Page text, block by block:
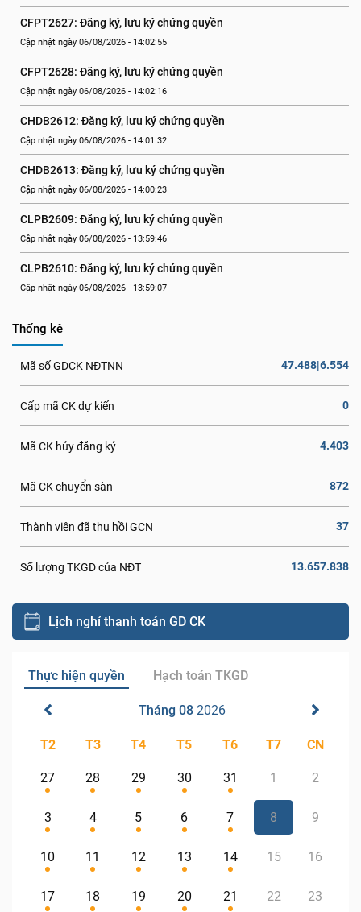
CFPT2627: Đăng ký, lưu ký chứng quyền
Cập nhật ngày 06/08/2026 - 14:02:55
CFPT2628: Đăng ký, lưu ký chứng quyền
Cập nhật ngày 06/08/2026 - 14:02:16
CHDB2612: Đăng ký, lưu ký chứng quyền
Cập nhật ngày 06/08/2026 - 14:01:32
CHDB2613: Đăng ký, lưu ký chứng quyền
Cập nhật ngày 06/08/2026 - 14:00:23
CLPB2609: Đăng ký, lưu ký chứng quyền
Cập nhật ngày 06/08/2026 - 13:59:46
CLPB2610: Đăng ký, lưu ký chứng quyền
Cập nhật ngày 06/08/2026 - 13:59:07
Thống kê
Mã số GDCK NĐTNN 47.488|6.554
Cấp mã CK dự kiến 0
Mã CK hủy đăng ký 4.403
Mã CK chuyển sàn 872
Thành viên đã thu hồi GCN 37
Số lượng TKGD của NĐT 13.657.838
Lịch nghỉ thanh toán GD CK
Thực hiện quyền Hạch toán TKGD
Tháng 08 2026
T2 T3 T4 T5 T6 T7 CN
27 28 29 30 31 1 2
3 4 5 6 7 8 9
10 11 12 13 14 15 16
17 18 19 20 21 22 23